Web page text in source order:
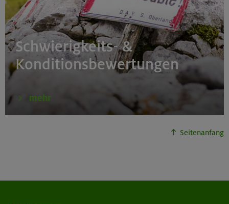
Schwierigkeits- &
Konditionsbewertungen
mehr
Seitenanfang